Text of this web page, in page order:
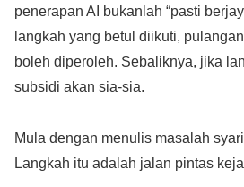
penerapan AI bukanlah “pasti
langkah yang betul diikuti,
boleh diperoleh. Sebaliknya, jika
subsidi akan sia-sia.
Mula dengan menulis masalah
Langkah itu adalah jalan pintas